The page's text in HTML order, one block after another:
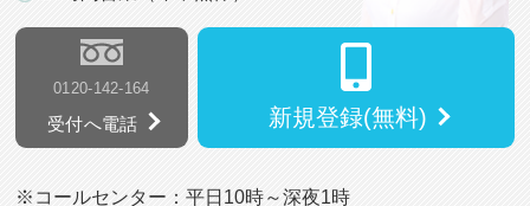
0120-142-164
受付へ電話 新規登録(無料)
※コールセンター：平日10時～深夜1時